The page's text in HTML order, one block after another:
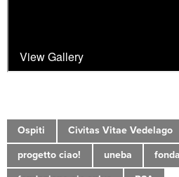
Ospiti Civitas Vitae Vedelago
progetto ciao! uneba